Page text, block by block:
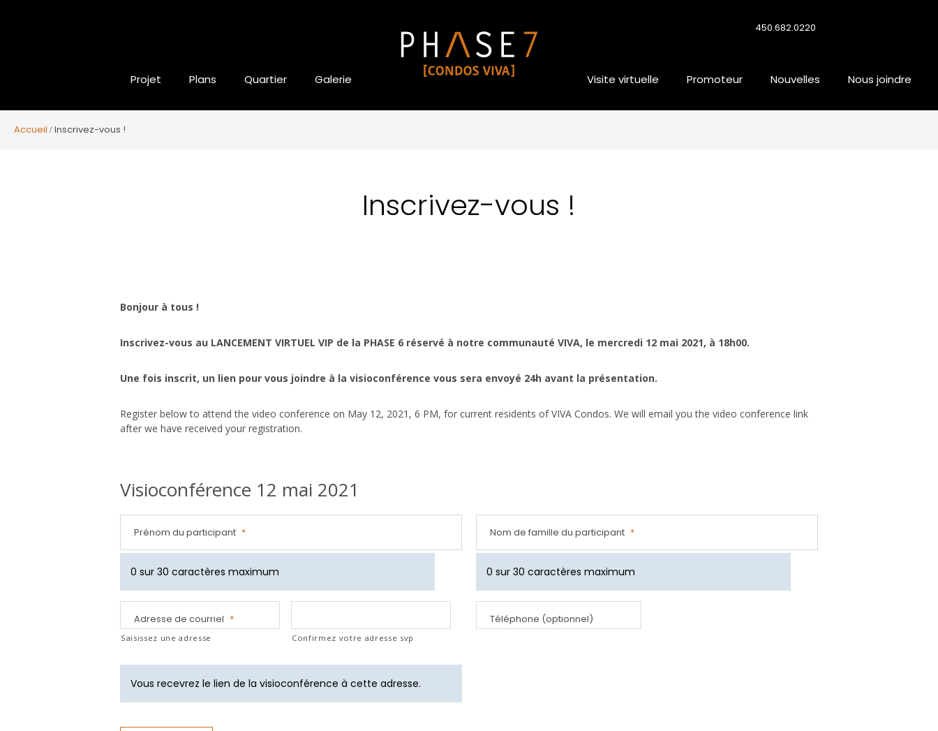
450.682.0220
Projet Plans Quartier Galerie Visite virtuelle Promoteur Nouvelles Nous joindre
Accueil Inscrivez-vous !
Inscrivez-vous !
Bonjour à tous !
Inscrivez-vous au LANCEMENT VIRTUEL VIP de la PHASE 6 réservé à notre communauté VIVA, le mercredi 12 mai 2021, à 18h00.
Une fois inscrit, un lien pour vous joindre à la visioconférence vous sera envoyé 24h avant la présentation.
Register below to attend the video conference on May 12, 2021, 6 PM, for current residents of VIVA Condos. We will email you the video conference link
after we have received your registration.
Visioconférence 12 mai 2021
Prénom du participant *
0 sur 30 caractères maximum
Nom de famille du participant *
0 sur 30 caractères maximum
Adresse de courriel *
Saisissez une adresse Confirmez votre adresse svp
Vous recevrez le lien de la visioconférence à cette adresse.
Téléphone (optionnel)